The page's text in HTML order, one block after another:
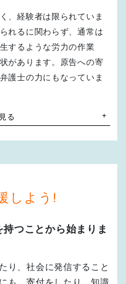
国賠訴訟
月26日
2022年9月16日
2024年5月16日
間
～ 50 万円
万円
め行う
円～
要な
10 万円～
、経験者は限られていま
れるに関わらず、通常は
するような労力の作業
があります。原告への寄
護士の力にもなっていま
く、
る
しよう!
つことから始まりま
り、社会に発信すること